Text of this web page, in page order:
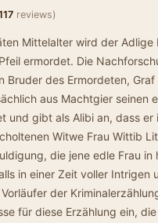
reviews)
Mittelalter wird der
ermordet. Die
Bruder des Ermordeten,
aus Machtgier seinen
und gibt als Alibi an, dass
Witwe Frau Wittib
die jene edle Frau
in einer Zeit voller Intrigen
der
für diese Erzählung ein,